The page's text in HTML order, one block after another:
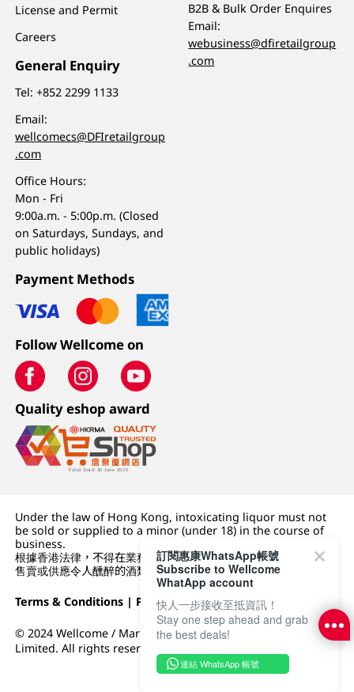
License and Permit
Careers
General Enquiry
Tel:+852 2299 1133
Email:
wellcomecs@DFIretailgroup
.com
Office Hours:
Mon - Fri
9:00a.m. - 5:00p.m. (Closed
on Saturdays, Sundays, and
public holidays)
B2B & Bulk Order Enquires
Email:
webusiness@dfiretailgroup
.com
Payment Methods
Follow Wellcome on
Quality eshop award
Under the law of Hong Kong, intoxicating liquor must not
be sold or supplied to a minor (under 18) in the course of
business.
根據香港法律，不得在業務過程中，向未成年人 (18 歲以下人士)
售賣或供應令人醺醉的酒類。
Terms & Conditions | Privacy Policy|DFI Retail Group
© 2024 Wellcome / Market Place. The Dairy Farm Company
Limited. All rights reserved.
訂閱惠康WhatsApp帳號
Subscribe to Wellcome
WhatApp account
快人一步接收至抵資訊！
Stay one step ahead and grab
the best deals!
連結 WhatsApp 帳號